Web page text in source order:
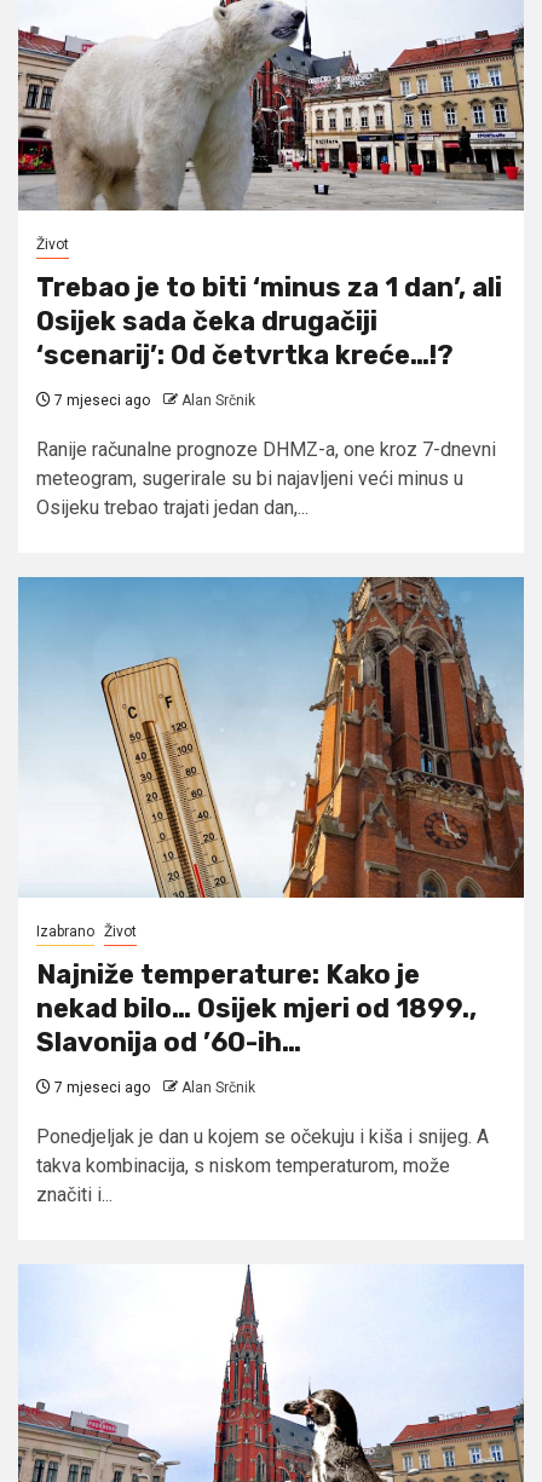
Život
Trebao je to biti ‘minus za 1 dan’, ali
Osijek sada čeka drugačiji
‘scenarij’: Od četvrtka kreće…!?
7 mjeseci ago Alan Srčnik
Ranije računalne prognoze DHMZ-a, one kroz 7-dnevni
meteogram, sugerirale su bi najavljeni veći minus u
Osijeku trebao trajati jedan dan,...
Izabrano Život
Najniže temperature: Kako je
nekad bilo… Osijek mjeri od 1899.,
Slavonija od ’60-ih…
7 mjeseci ago Alan Srčnik
Ponedjeljak je dan u kojem se očekuju i kiša i snijeg. A
takva kombinacija, s niskom temperaturom, može
značiti i...